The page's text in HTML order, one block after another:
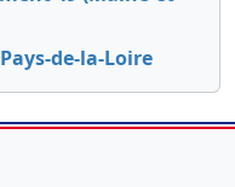
Pays-de-la-Loire